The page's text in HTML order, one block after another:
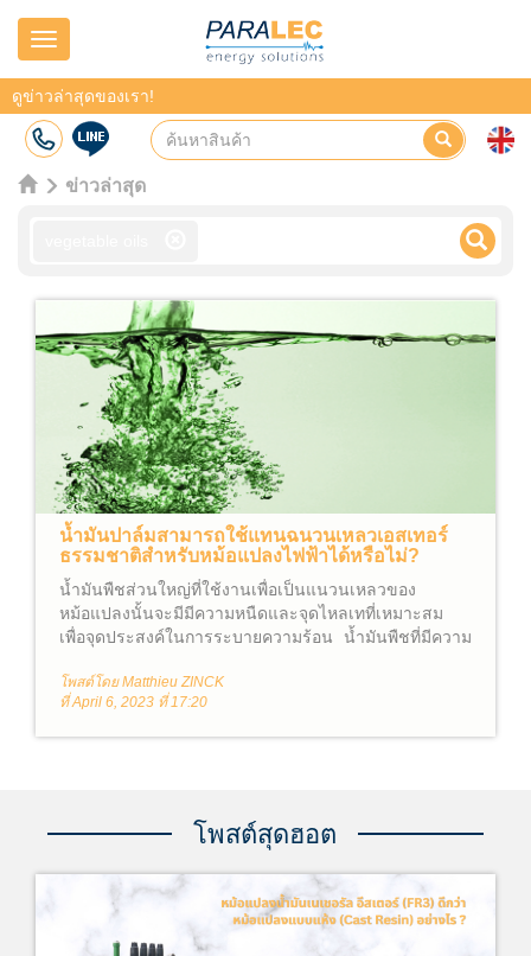
Navigation
ดูข่าวล่าสุดของเรา!
ข่าวล่าสุด
น้ำมันปาล์มสามารถใช้แทนฉนวนเหลวเอสเทอร์
ธรรมชาติสำหรับหม้อแปลงไฟฟ้าได้หรือไม่?
น้ำมันพืชส่วนใหญ่ที่ใช้งานเพื่อเป็นแนวนเหลวของ
หม้อแปลงนั้นจะมีมีความหนืดและจุดไหลเทที่เหมาะสม
เพื่อจุดประสงค์ในการระบายความร้อน น้ำมันพืชที่มีความ
อิ่มตัวเป็นส่วนใหญ่ ได้แก่ โอเลอิก (พันธะคู่ C=C 1 พันธะ)
ลิโนเลอิก (พันธะคู่ C=C 2 พันธะ) และไลโนเลนิก (พันธะ
โพสต์โดย Matthieu ZINCK
ที่ April 6, 2023 ที่ 17:20
โพสต์สุดฮอต